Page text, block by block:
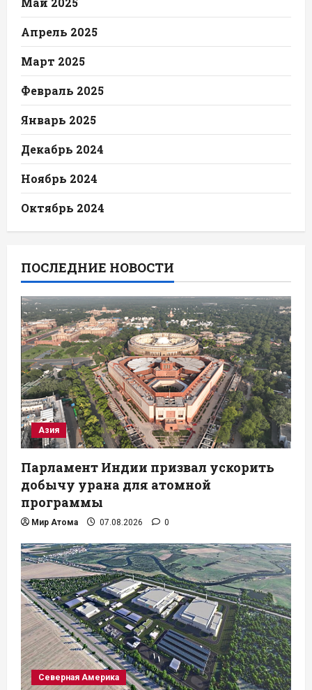
Апрель 2025
Март 2025
Февраль 2025
Январь 2025
Декабрь 2024
Ноябрь 2024
Октябрь 2024
ПОСЛЕДНИЕ НОВОСТИ
Азия
Парламент Индии призвал ускорить
добычу урана для атомной
программы
Мир Атома 07.08.2026 0
Северная Америка